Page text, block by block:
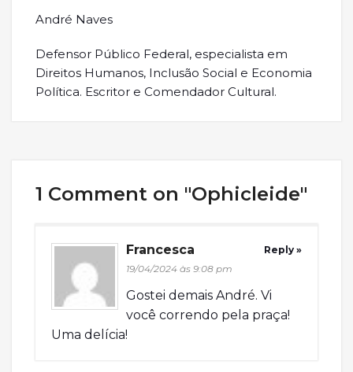
André Naves
Defensor Público Federal, especialista em
Direitos Humanos, Inclusão Social e Economia
Política. Escritor e Comendador Cultural.
1 Comment on "Ophicleide"
Francesca
19/04/2024 às 9:08 pm
Gostei demais André. Vi
você correndo pela praça!
Uma delícia!
Reply »